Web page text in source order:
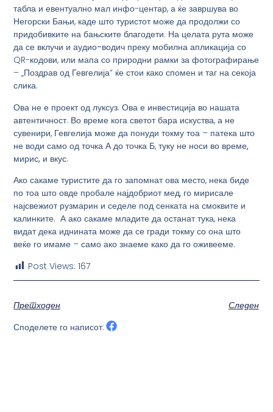
табла и евентуално мал инфо-центар, а ќе завршува во
Негорски Бањи, каде што туристот може да продолжи со
придобивките на бањските благодети. На целата рута може
да се вклучи иаудио-водич преку мобилна апликација со
QR-кодови, или мапа со природни рамки за фотографирање
– „Поздрав од Гевгелија“ ќе стои како спомен и таг на секоја
слика.
Ова не е проект од луксуз. Ова е инвестиција во нашата
автентичност. Во време кога светот бара искуства, а не
сувенири, Гевгелија може да понуди токму тоа – патека што
не води само од точка А до точка Б, туку не носи во време,
мирис, и вкус.
Ако сакаме туристите да го запомнат ова место, нека биде
по тоа што овде пробале најдобриот мед, го мирисале
најсвежиот рузмарин и седеле под сенката на смоквите и
калинките. А ако сакаме младите да останат тука, нека
видат дека иднината може да се гради токму со она што
веќе го имаме – само ако знаеме како да го оживееме.
Post Views: 167
Претходен
Следен
Споделете го написот: